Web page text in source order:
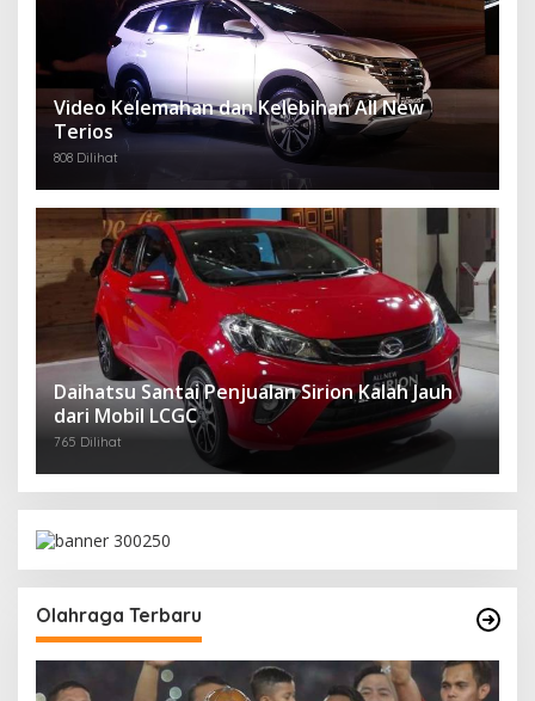
Video Kelemahan dan Kelebihan All New
Terios
808 Dilihat
Daihatsu Santai Penjualan Sirion Kalah Jauh
dari Mobil LCGC
765 Dilihat
Olahraga Terbaru